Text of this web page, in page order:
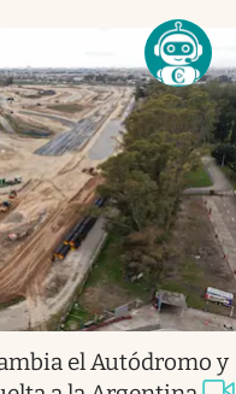
el Autódromo y